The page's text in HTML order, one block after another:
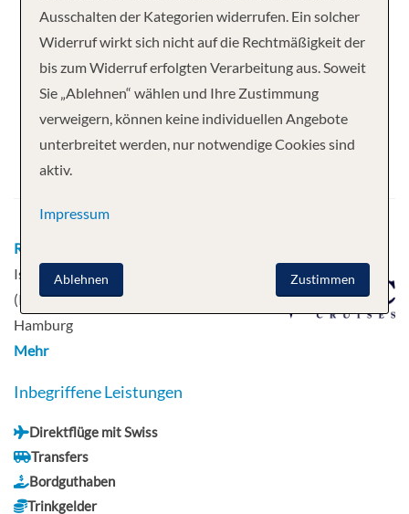
Ihre Kreuzfahrt
11 NächteMSC Preziosa
Abfahrt
Route
Island - Reykjavik, Island - Isafjordur
(Island) - Akureyri (Island) - Kirkwall -
Hamburg
Mehr
Inbegriffene Leistungen
Direktflüge mit Swiss
Transfers
Bordguthaben
Trinkgelder
Ausschalten der Kategorien widerrufen. Ein solcher
Widerruf wirkt sich nicht auf die Rechtmäßigkeit der
bis zum Widerruf erfolgten Verarbeitung aus. Soweit
Sie „Ablehnen“ wählen und Ihre Zustimmung
verweigern, können keine individuellen Angebote
unterbreitet werden, nur notwendige Cookies sind
aktiv.
Impressum
Zustimmen
Ablehnen